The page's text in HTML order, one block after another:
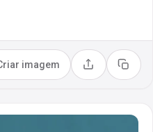
imagem Compartilhar
Copiar